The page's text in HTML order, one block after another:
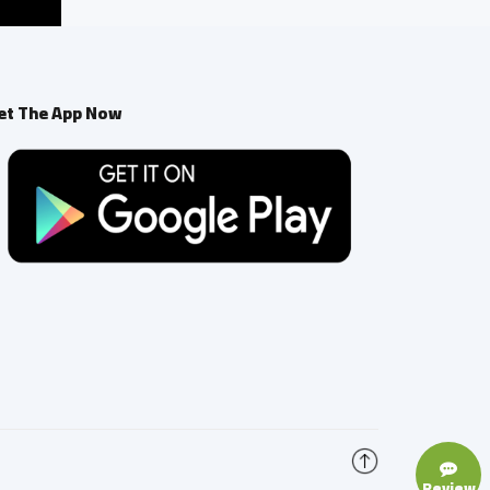
The App Now